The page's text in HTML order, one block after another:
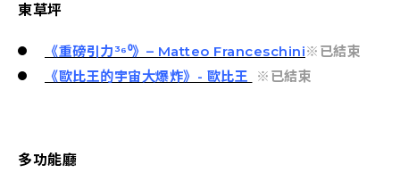
東草坪
《重磅引力³⁶⁰》– Matteo Franceschini※已結束
《歐比王的宇宙大爆炸》- 歐比王
※已結束
多功能廳